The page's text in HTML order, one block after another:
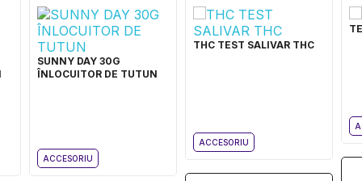
SUNNY DAY 30G
ÎNLOCUITOR DE TUTUN
ACCESORIU
THC TEST SALIVAR THC
ACCESORIU